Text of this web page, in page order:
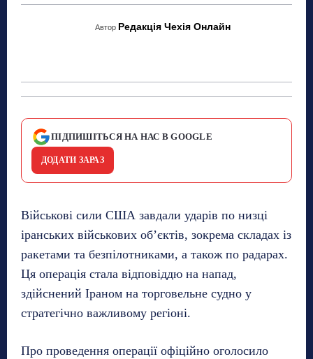
Автор Редакція Чехія Онлайн
ПІДПИШІТЬСЯ НА НАС В GOOGLE
ДОДАТИ ЗАРАЗ
Військові сили США завдали ударів по низці
іранських військових об’єктів, зокрема складах із
ракетами та безпілотниками, а також по радарах.
Ця операція стала відповіддю на напад,
здійснений Іраном на торговельне судно у
стратегічно важливому регіоні.
Про проведення операції офіційно оголосило